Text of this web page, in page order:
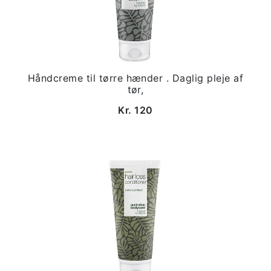
Håndcreme til tørre hænder . Daglig pleje af
tør,
Kr. 120